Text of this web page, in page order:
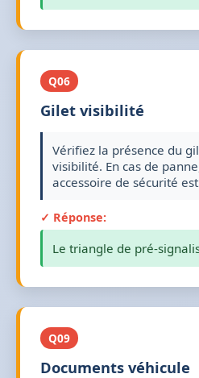
Q06
Gilet visibilité
Vérifiez la présence du
visibilité. En cas de
accessoire de sécurité
✓ Réponse:
Le triangle de pré-
Q09
Documents véhicule